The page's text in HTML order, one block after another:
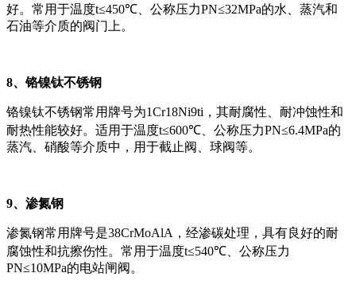
好。常用于温度t≤450℃、公称压力PN≤32MPa的水、蒸汽和
石油等介质的阀门上。
8、铬镍钛不锈钢
铬镍钛不锈钢常用牌号为1Cr18Ni9ti，其耐腐性、耐冲蚀性和
耐热性能较好。适用于温度t≤600℃、公称压力PN≤6.4MPa的
蒸汽、硝酸等介质中，用于截止阀、球阀等。
9、渗氮钢
渗氮钢常用牌号是38CrMoAlA，经渗碳处理，具有良好的耐
腐蚀性和抗擦伤性。常用于温度t≤540℃、公称压力
PN≤10MPa的电站闸阀。